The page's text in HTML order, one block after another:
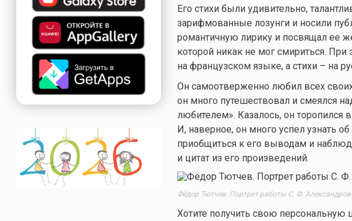
Его стихи были удивительно,
зарифмованные лозунги и носили
романтичную лирику и посвящал ее
которой никак не мог смириться. При
на французском языке, а стихи – на
Он самоотверженно любил всех
он много путешествовал и смеялся
любителем». Казалось, он торопился
И, наверное, он много успел узнать
приобщиться к его выводам и
и цитат из его произведений.
Фёдор Тютчев. Портрет работы С. Ф.
Хотите получить свою персональную